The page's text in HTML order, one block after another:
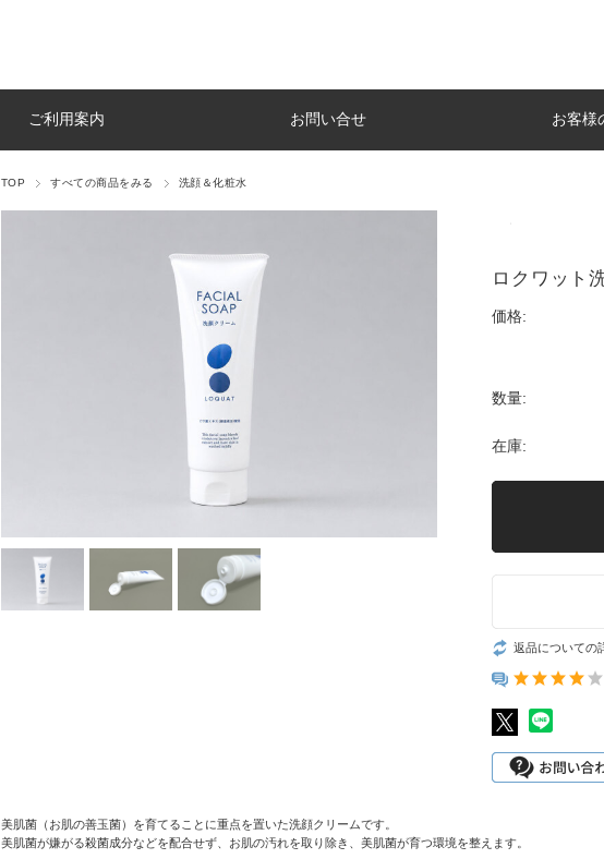
ご利用案内 お問い合せ お客様
TOP すべての商品をみる 洗顔＆化粧水
ロクワット
価格:
数量:
在庫:
返品についての
美肌菌（お肌の善玉菌）を育てることに重点を置いた洗顔クリームです。
美肌菌が嫌がる殺菌成分などを配合せず、お肌の汚れを取り除き、美肌菌が育つ環境を整えます。